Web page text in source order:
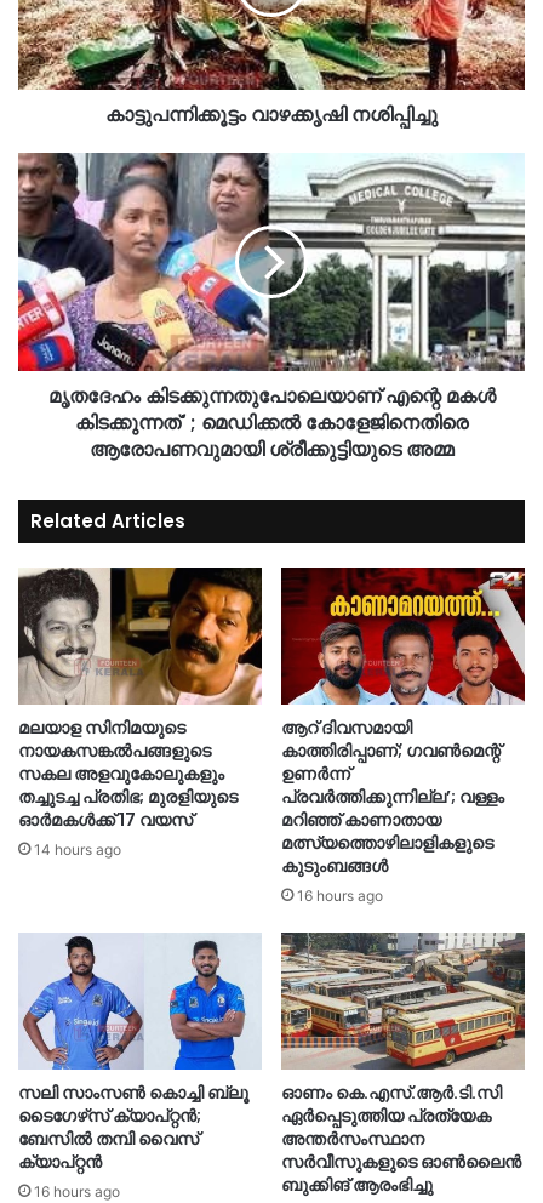
കാട്ടുപന്നിക്കൂട്ടം വാഴക്കൃഷി നശിപ്പിച്ചു
മൃതദേഹം കിടക്കുന്നതുപോലെയാണ് എന്റെ മകള്‍
കിടക്കുന്നത്' ; മെഡിക്കല്‍ കോളേജിനെതിരെ
ആരോപണവുമായി ശ്രീക്കുട്ടിയുടെ അമ്മ
Related Articles
മലയാള സിനിമയുടെ
നായകസങ്കല്‍പങ്ങളുടെ
സകല അളവുകോലുകളും
തച്ചുടച്ച പ്രതിഭ; മുരളിയുടെ
ഓര്‍മകള്‍ക്ക് 17 വയസ്
14 hours ago
ആറ് ദിവസമായി
കാത്തിരിപ്പാണ്; ഗവണ്‍മെന്റ്
ഉണര്‍ന്ന്
പ്രവര്‍ത്തിക്കുന്നില്ല’; വള്ളം
മറിഞ്ഞ് കാണാതായ
മത്സ്യത്തൊഴിലാളികളുടെ
കുടുംബങ്ങള്‍
16 hours ago
സലി സാംസണ്‍ കൊച്ചി ബ്ലൂ
ടൈഗേഴ്‌സ് ക്യാപ്റ്റന്‍;
ബേസില്‍ തമ്പി വൈസ്
ക്യാപ്റ്റന്‍
16 hours ago
ഓണം കെ.എസ്.ആർ.ടി.സി
ഏർപ്പെടുത്തിയ പ്രത്യേക
അന്തർസംസ്ഥാന
സർവീസുകളുടെ ഓൺലൈൻ
ബുക്കിങ് ആരംഭിച്ചു